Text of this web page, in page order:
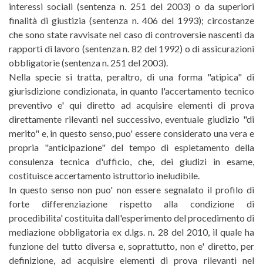
interessi sociali (sentenza n. 251 del 2003) o da superiori
finalità di giustizia (sentenza n. 406 del 1993); circostanze
che sono state ravvisate nel caso di controversie nascenti da
rapporti di lavoro (sentenza n. 82 del 1992) o di assicurazioni
obbligatorie (sentenza n. 251 del 2003).
Nella specie si tratta, peraltro, di una forma "atipica" di
giurisdizione condizionata, in quanto l'accertamento tecnico
preventivo e' qui diretto ad acquisire elementi di prova
direttamente rilevanti nel successivo, eventuale giudizio "di
merito" e, in questo senso, puo' essere considerato una vera e
propria "anticipazione" del tempo di espletamento della
consulenza tecnica d'ufficio, che, dei giudizi in esame,
costituisce accertamento istruttorio ineludibile.
In questo senso non puo' non essere segnalato il profilo di
forte differenziazione rispetto alla condizione di
procedibilita' costituita dall'esperimento del procedimento di
mediazione obbligatoria ex d.lgs. n. 28 del 2010, il quale ha
funzione del tutto diversa e, soprattutto, non e' diretto, per
definizione, ad acquisire elementi di prova rilevanti nel